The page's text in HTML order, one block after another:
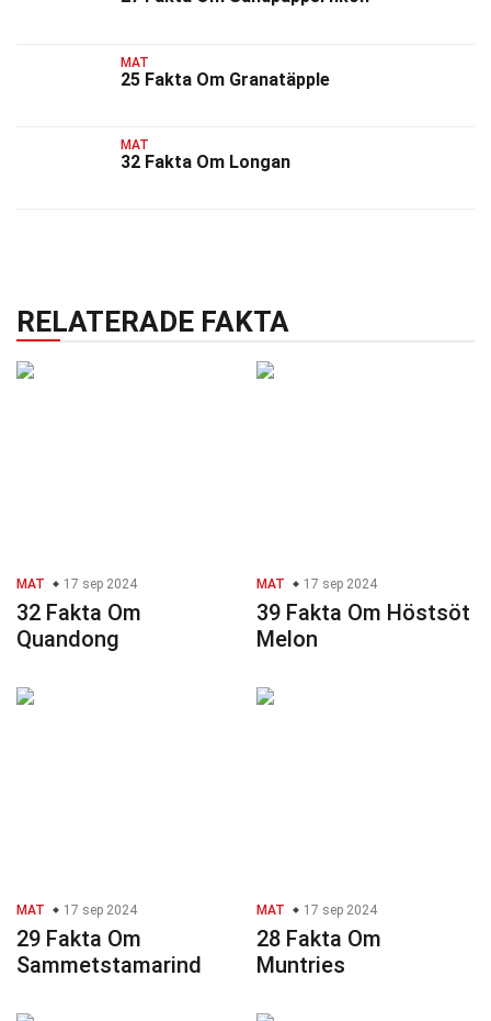
MAT
25 Fakta Om Granatäpple
MAT
32 Fakta Om Longan
RELATERADE FAKTA
MAT 17 sep 2024
32 Fakta Om
Quandong
MAT 17 sep 2024
39 Fakta Om Höstsöt
Melon
MAT 17 sep 2024
29 Fakta Om
Sammetstamarind
MAT 17 sep 2024
28 Fakta Om
Muntries